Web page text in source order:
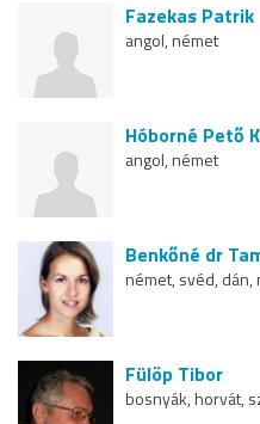
Fazekas Patrik
angol, német
Hóborné Pető
angol, német
Benkőné dr
német, svéd, dán,
Fülöp Tibor
bosnyák, horvát,